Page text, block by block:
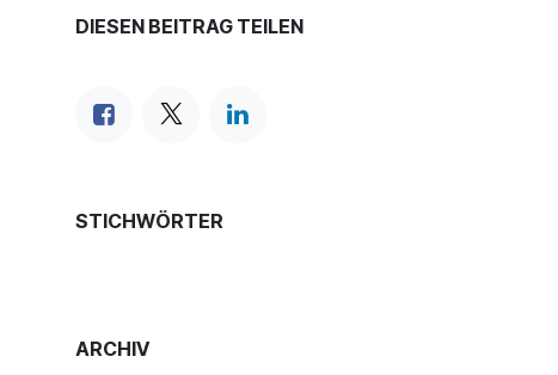
DIESEN BEITRAG TEILEN
STICHWÖRTER
ARCHIV